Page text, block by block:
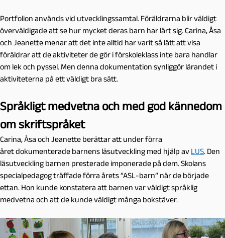
Portfolion används vid utvecklingssamtal. Föräldrarna blir väldigt
överväldigade att se hur mycket deras barn har lärt sig. Carina, Åsa
och Jeanette menar att det inte alltid har varit så lätt att visa
föräldrar att de aktiviteter de gör i förskoleklass inte bara handlar
om lek och pyssel. Men denna dokumentation synliggör lärandet i
aktiviteterna på ett väldigt bra sätt.
Språkligt medvetna och med god kännedom
om skriftspråket
Carina, Åsa och Jeanette berättar att under förra
året dokumenterade barnens läsutveckling med hjälp av LUS. Den
läsutveckling barnen presterade imponerade på dem. Skolans
specialpedagog träffade förra årets ”ASL-barn” när de började
ettan. Hon kunde konstatera att barnen var väldigt språklig
medvetna och att de kunde väldigt många bokstäver.